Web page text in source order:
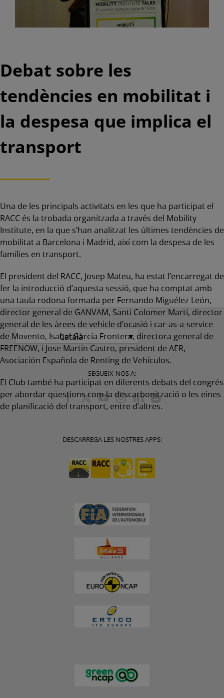
Debat sobre les
tendències en mobilitat i
la despesa que implica el
transport
Una de les principals activitats en les que ha participat el
RACC és la trobada organitzada a través del Mobility
Institute, en la que s’han analitzat les últimes tendències de
mobilitat a Barcelona i Madrid, així com la despesa de les
famílies en transport.
El president del RACC, Josep Mateu, ha estat l’encarregat de
fer la introducció d’aquesta sessió, que ha comptat amb
una taula rodona formada per Fernando Miguélez León,
director general de GANVAM, Santi Colomer Martí, director
general de les àrees de vehicle d’ocasió i car-as-a-service
de Movento, Isabel García Frontera, directora general de
FREENOW, i Jose Martin Castro, president de AER,
Asociación Española de Renting de Vehículos.
El Club també ha participat en diferents debats del congrés
per abordar qüestions com la descarbonització o les eines
de planificació del transport, entre d’altres.
Català
SEGUEIX-NOS A:
DESCARREGA LES NOSTRES APPS: